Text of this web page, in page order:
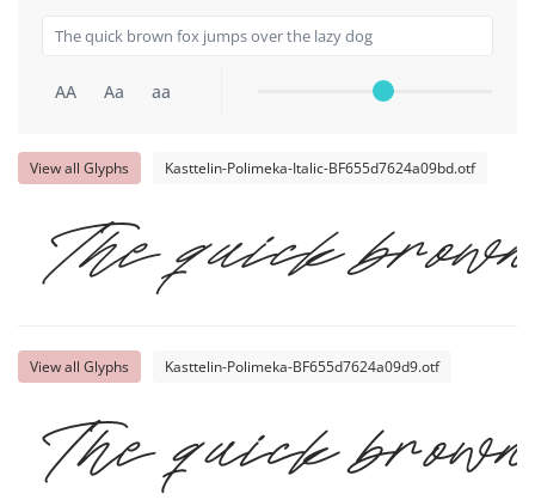
AA Aa aa
View all Glyphs Kasttelin-Polimeka-Italic-BF655d7624a09bd.otf
The quick
View all Glyphs Kasttelin-Polimeka-BF655d7624a09d9.otf
The quick